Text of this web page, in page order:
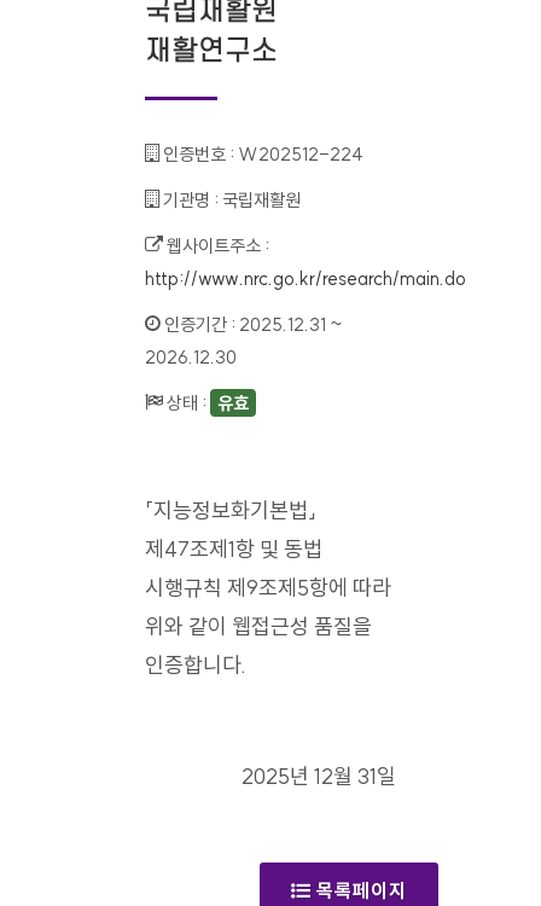
국립재활원
재활연구소
인증번호 : W202512-224
기관명 : 국립재활원
웹사이트주소 :
http://www.nrc.go.kr/research/main.do
인증기간 : 2025.12.31 ~
2026.12.30
상태 : 유효
「지능정보화기본법」
제47조제1항 및 동법
시행규칙 제9조제5항에 따라
위와 같이 웹접근성 품질을
인증합니다.
2025년 12월 31일
목록페이지